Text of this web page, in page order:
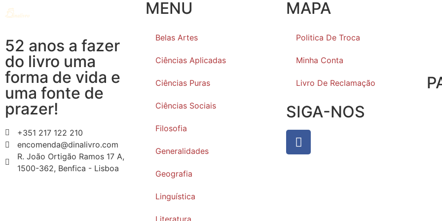
52 anos a fazer
do livro uma
forma de vida e
uma fonte de
prazer!
+351 217 122 210
encomenda@dinalivro.com
R. João Ortigão Ramos 17 A,
1500-362, Benfica - Lisboa
MENU
Belas Artes
Ciências Aplicadas
Ciências Puras
Ciências Sociais
Filosofia
Generalidades
Geografia
Linguística
MAPA
Politica De Troca
Minha Conta
Livro De Reclamação
SIGA-NOS